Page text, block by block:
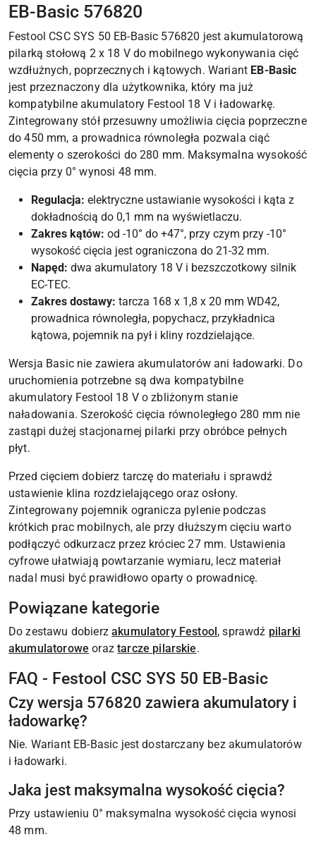
EB-Basic 576820
Festool CSC SYS 50 EB-Basic 576820 jest akumulatorową
pilarką stołową 2 x 18 V do mobilnego wykonywania cięć
wzdłużnych, poprzecznych i kątowych. Wariant EB-Basic
jest przeznaczony dla użytkownika, który ma już
kompatybilne akumulatory Festool 18 V i ładowarkę.
Zintegrowany stół przesuwny umożliwia cięcia poprzeczne
do 450 mm, a prowadnica równoległa pozwala ciąć
elementy o szerokości do 280 mm. Maksymalna wysokość
cięcia przy 0° wynosi 48 mm.
Regulacja: elektryczne ustawianie wysokości i kąta z
dokładnością do 0,1 mm na wyświetlaczu.
Zakres kątów: od -10° do +47°, przy czym przy -10°
wysokość cięcia jest ograniczona do 21-32 mm.
Napęd: dwa akumulatory 18 V i bezszczotkowy silnik
EC-TEC.
Zakres dostawy: tarcza 168 x 1,8 x 20 mm WD42,
prowadnica równoległa, popychacz, przykładnica
kątowa, pojemnik na pył i kliny rozdzielające.
Wersja Basic nie zawiera akumulatorów ani ładowarki. Do
uruchomienia potrzebne są dwa kompatybilne
akumulatory Festool 18 V o zbliżonym stanie
naładowania. Szerokość cięcia równoległego 280 mm nie
zastąpi dużej stacjonarnej pilarki przy obróbce pełnych
płyt.
Przed cięciem dobierz tarczę do materiału i sprawdź
ustawienie klina rozdzielającego oraz osłony.
Zintegrowany pojemnik ogranicza pylenie podczas
krótkich prac mobilnych, ale przy dłuższym cięciu warto
podłączyć odkurzacz przez króciec 27 mm. Ustawienia
cyfrowe ułatwiają powtarzanie wymiaru, lecz materiał
nadal musi być prawidłowo oparty o prowadnicę.
Powiązane kategorie
Do zestawu dobierzakumulatory Festool, sprawdź pilarki
akumulatorowe oraztarcze pilarskie.
FAQ - Festool CSC SYS 50 EB-Basic
Czy wersja 576820 zawiera akumulatory i
ładowarkę?
Nie. Wariant EB-Basic jest dostarczany bez akumulatorów
i ładowarki.
Jaka jest maksymalna wysokość cięcia?
Przy ustawieniu 0° maksymalna wysokość cięcia wynosi
48 mm.